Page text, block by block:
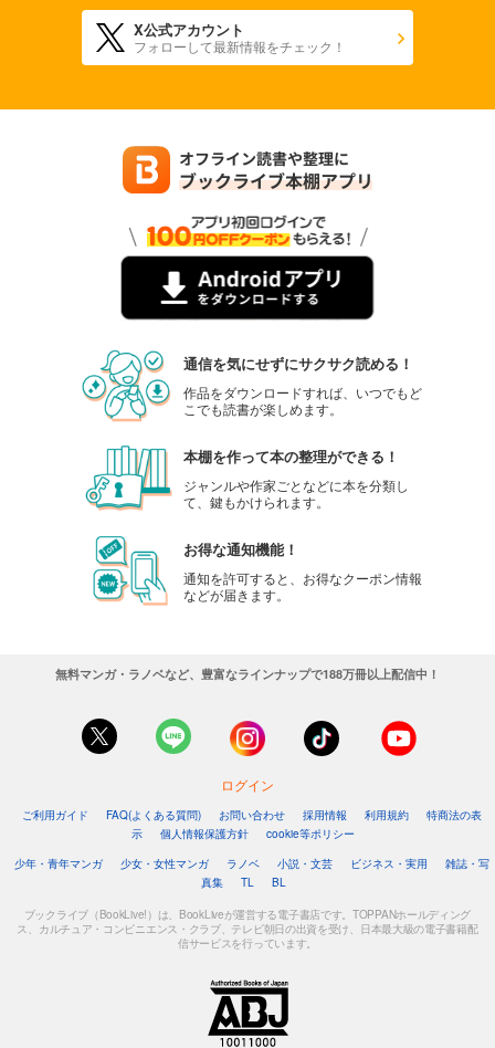
X公式アカウント
フォローして最新情報をチェック！
通信を気にせずにサクサク読める！
作品をダウンロードすれば、いつでもど
こでも読書が楽しめます。
本棚を作って本の整理ができる！
ジャンルや作家ごとなどに本を分類し
て、鍵もかけられます。
お得な通知機能！
通知を許可すると、お得なクーポン情報
などが届きます。
無料マンガ・ラノベなど、豊富なラインナップで188万冊以上配信中！
ログイン
ご利用ガイド FAQ(よくある質問) お問い合わせ 採用情報 利用規約
特商法の表
示
個人情報保護方針
cookie等ポリシー
少年・青年マンガ
少女・女性マンガ ラノベ 小説・文芸 ビジネス・実用
雑誌・写
真集
TL BL
ブックライブ（BookLive!）は、BookLiveが運営する電子書店です。TOPPANホールディング
ス、カルチュア・コンビニエンス・クラブ、テレビ朝日の出資を受け、日本最大級の電子書籍配
信サービスを行っています。